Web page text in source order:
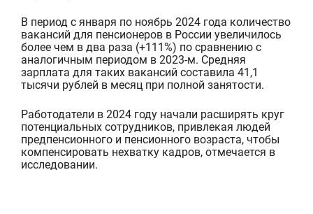
В период с января по ноябрь 2024 года количество
вакансий для пенсионеров в России увеличилось
более чем в два раза (+111%) по сравнению с
аналогичным периодом в 2023-м. Средняя
зарплата для таких вакансий составила 41,1
тысячи рублей в месяц при полной занятости.
Работодатели в 2024 году начали расширять круг
потенциальных сотрудников, привлекая людей
предпенсионного и пенсионного возраста, чтобы
компенсировать нехватку кадров, отмечается в
исследовании.